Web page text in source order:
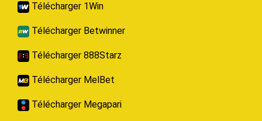
Télécharger 1Win
Télécharger Betwinner
Télécharger 888Starz
Télécharger MelBet
Télécharger Megapari